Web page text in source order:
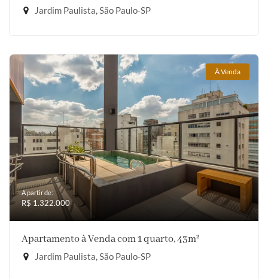
Jardim Paulista, São Paulo-SP
À Venda
A partir de:
R$ 1.322.000
Apartamento à Venda com 1 quarto, 43m²
Jardim Paulista, São Paulo-SP